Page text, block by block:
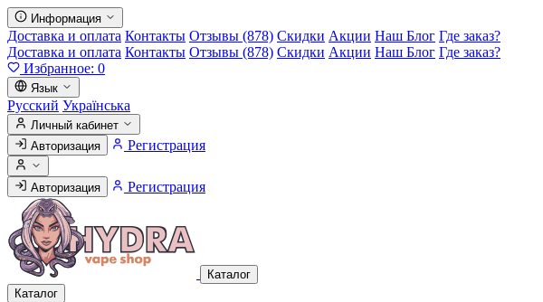
Информация
Доставка и оплата Контакты Отзывы (878) Скидки Акции Наш Блог Где заказ?
Доставка и оплата Контакты Отзывы (878) Скидки Акции Наш Блог Где заказ?
Избранное: 0
Язык
Русский Українська
Личный кабинет
Авторизация
Регистрация
Авторизация Регистрация
Каталог
Каталог